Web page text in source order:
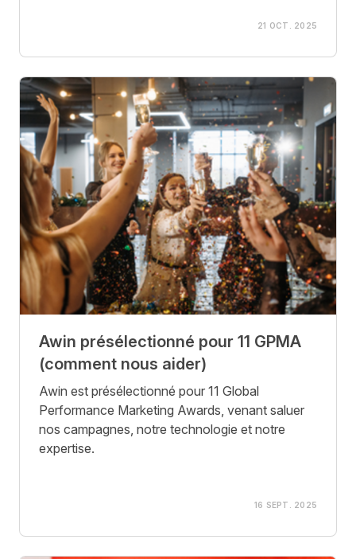
21 OCT. 2025
Awin présélectionné pour 11 GPMA
(comment nous aider)
Awin est présélectionné pour 11 Global
Performance Marketing Awards, venant saluer
nos campagnes, notre technologie et notre
expertise.
16 SEPT. 2025